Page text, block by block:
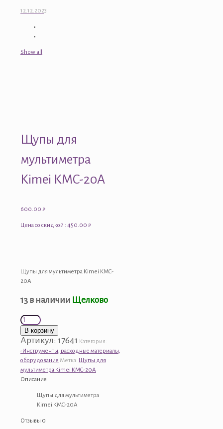
12.12.2023
Show all
Щупы для
мультиметра
Kimei KMC-20A
600.00 ₽
Цена со скидкой : 450.00 ₽
Щупы для мультиметра Kimei KMC-
20A
13 в наличии Щелково
Количество
товара
Щупы
для
мультиметра
KMC-
В корзину
Артикул: 17641 Категория:
-Инструменты, расходные материалы,
оборудование Метка: Щупы для
мультиметра Kimei KMC-20A
Описание
Щупы для мультиметра
Kimei KMC-20A
Отзывы 0